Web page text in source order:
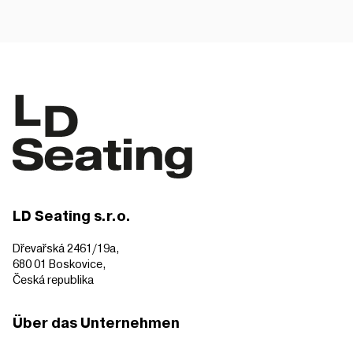
LD Seating s.r.o.
Dřevařská 2461/19a,
680 01 Boskovice,
Česká republika
Über das Unternehmen